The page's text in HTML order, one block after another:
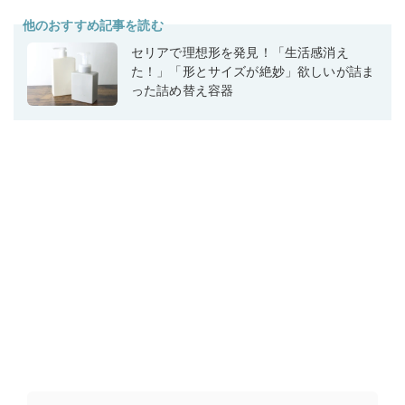
他のおすすめ記事を読む
セリアで理想形を発見！「生活感消え
た！」「形とサイズが絶妙」欲しいが詰ま
った詰め替え容器